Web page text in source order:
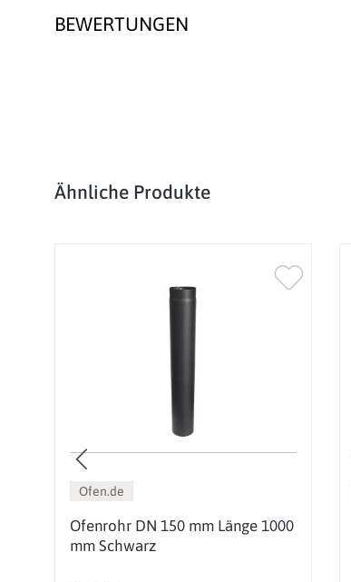
BEWERTUNGEN
Produktgalerie überspringen
Ähnliche Produkte
Ofen.de
Ofenrohr DN 150 mm Länge 1000
mm Schwarz